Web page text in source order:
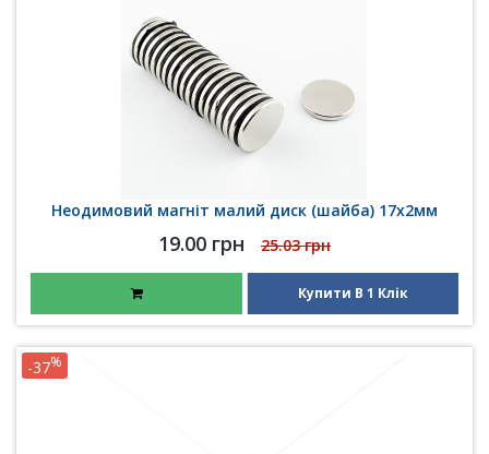
Неодимовий магніт малий диск (шайба) 17х2мм
19.00 грн 25.03 грн
Купити В 1 Клік
-37%